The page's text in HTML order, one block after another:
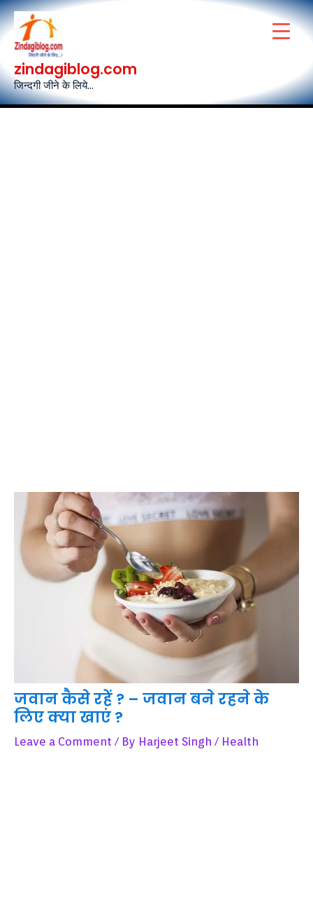
Skip
to
content
zindagiblog.com
जिन्दगी जीने के लिये...
जवान कैसे रहें ? – जवान बने रहने के
लिए क्या खाएं ?
Leave a Comment / By Harjeet Singh / Health